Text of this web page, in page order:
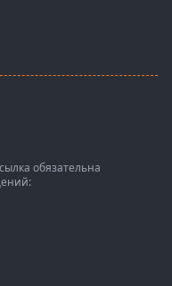
обязательна